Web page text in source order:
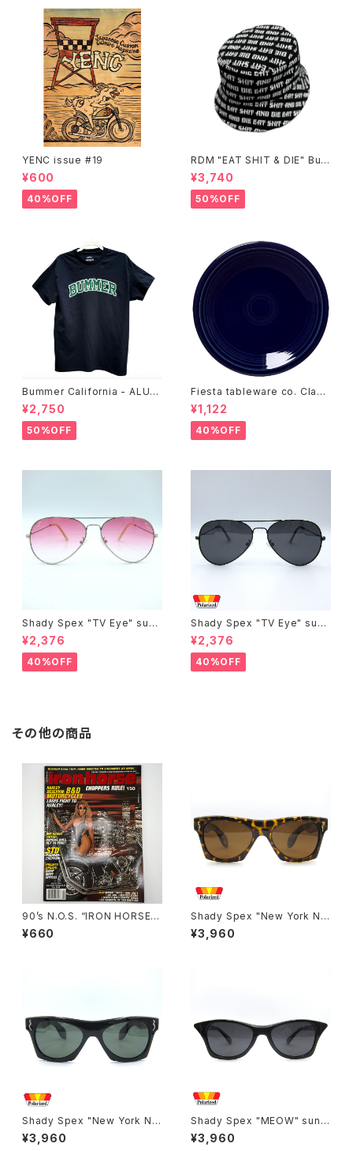
YENC issue #19
¥600
40%OFF
RDM "EAT SHIT & DIE" Buc
ket Hat
¥3,740
50%OFF
Bummer California - ALUM
T-SHIRT,black
¥2,750
50%OFF
Fiesta tableware co. Class
ic Rim 7-1/4 Inch Salad Pla
te
¥1,122
40%OFF
Shady Spex "TV Eye" sung
lasses, Silver w/Rose Grad
ient lenses
¥2,376
40%OFF
Shady Spex "TV Eye" sung
lasses, Black w/Polarized
Grey lenses
¥2,376
40%OFF
その他の商品
90’s N.O.S. “IRON HORSE”
magazine #150(Apr.’93 iss
ue)
¥660
Shady Spex "New York Nig
ht Train-“Ready Teddy" su
nglasses, tortoise/Polariz
¥3,960
Shady Spex "New York Nig
ht Train-The classic" sung
lasses, Black/Polarized G1
¥3,960
Shady Spex "MEOW" sungl
asses, Black cat
¥3,960